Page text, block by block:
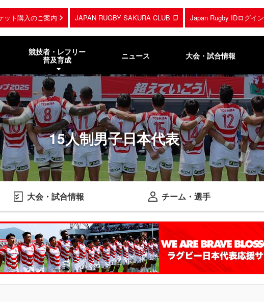
ット購入のご案内 JAPAN RUGBY SAKURA CLUB Japan Rugby IDログイン
競技者・レフリー
普及育成
ニュース 大会・試合情報
15人制男子日本代表
大会・試合情報 チーム・選手